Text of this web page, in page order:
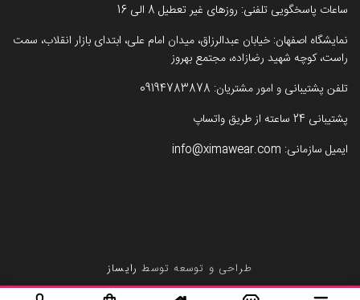
ساعات پاسخگویی تلفنی: روزهای غیر تعطیل 8 الی 16
نمایشگاه اصفهان: خیابان عبدالرزاق، میدان امام علی، ابتدای بازار انقلاب، سمت
راست، کوچه شهید رضازاده، مجتمع بهروز
تلفن پشتیبانی و امور مشتریان: 09194783878
پشتیبانی 24 ساعته از طریق واتساپ
ایمیل سازمانی: info@ximawear.com
طراحی و توسعه توسط رایساز